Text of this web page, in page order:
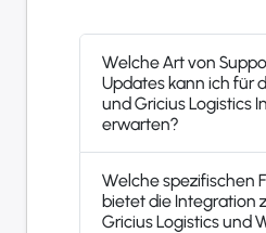
Welche Art von
Updates kann ich für
und Gricius Logistics
erwarten?
Welche spezifischen
bietet die Integration
Gricius Logistics und